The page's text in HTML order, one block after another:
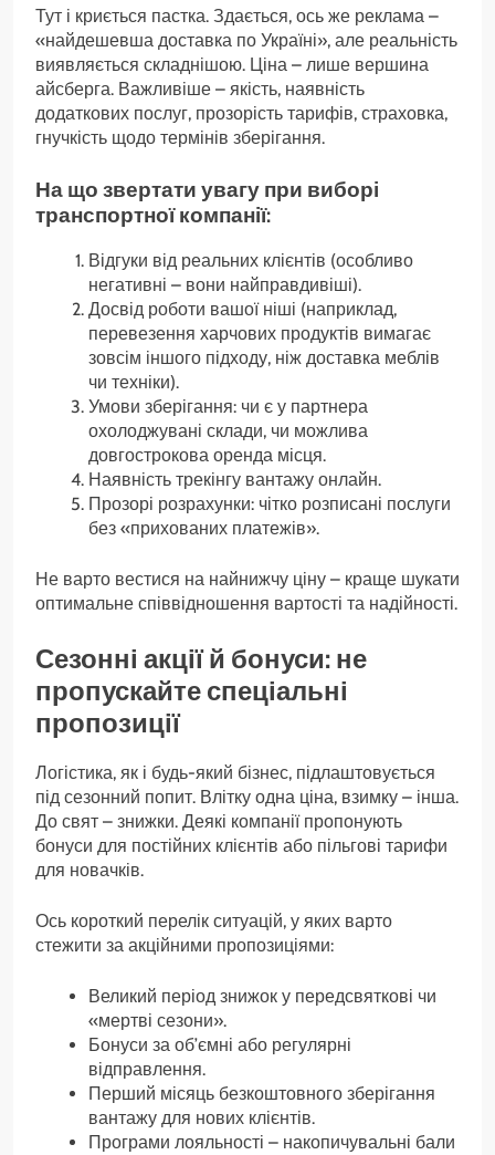
Тут і криється пастка. Здається, ось же реклама –
«найдешевша доставка по Україні», але реальність
виявляється складнішою. Ціна – лише вершина
айсберга. Важливіше – якість, наявність
додаткових послуг, прозорість тарифів, страховка,
гнучкість щодо термінів зберігання.
На що звертати увагу при виборі
транспортної компанії:
Відгуки від реальних клієнтів (особливо
негативні – вони найправдивіші).
Досвід роботи вашої ніші (наприклад,
перевезення харчових продуктів вимагає
зовсім іншого підходу, ніж доставка меблів
чи техніки).
Умови зберігання: чи є у партнера
охолоджувані склади, чи можлива
довгострокова оренда місця.
Наявність трекінгу вантажу онлайн.
Прозорі розрахунки: чітко розписані послуги
без «прихованих платежів».
Не варто вестися на найнижчу ціну – краще шукати
оптимальне співвідношення вартості та надійності.
Сезонні акції й бонуси: не
пропускайте спеціальні
пропозиції
Логістика, як і будь-який бізнес, підлаштовується
під сезонний попит. Влітку одна ціна, взимку – інша.
До свят – знижки. Деякі компанії пропонують
бонуси для постійних клієнтів або пільгові тарифи
для новачків.
Ось короткий перелік ситуацій, у яких варто
стежити за акційними пропозиціями:
Великий період знижок у передсвяткові чи
«мертві сезони».
Бонуси за об’ємні або регулярні
відправлення.
Перший місяць безкоштовного зберігання
вантажу для нових клієнтів.
Програми лояльності – накопичувальні бали